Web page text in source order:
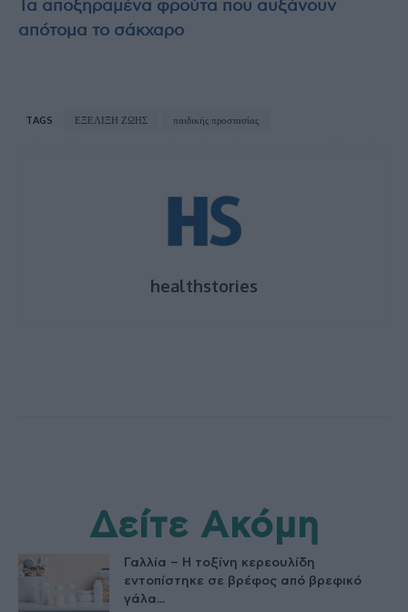
Τα αποξηραμένα φρούτα που αυξάνουν
απότομα το σάκχαρο
TAGS ΕΞΕΛΙΞΗ ΖΩΗΣ παιδικής προστασίας
healthstories
Δείτε Ακόμη
Γαλλία – Η τοξίνη κερεουλίδη
εντοπίστηκε σε βρέφος από βρεφικό
γάλα...